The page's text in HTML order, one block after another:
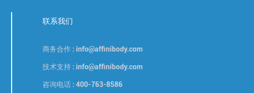
联系我们
商务合作 : info@affinibody.com
技术支持 : info@affinibody.com
咨询电话 : 400-763-8586